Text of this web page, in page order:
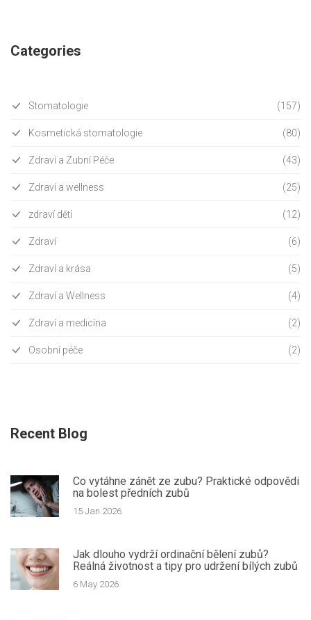
Categories
Stomatologie (157)
Kosmetická stomatologie (80)
Zdraví a Zubní Péče (43)
Zdraví a wellness (25)
zdraví dětí (12)
Zdraví (6)
Zdraví a krása (5)
Zdraví a Wellness (4)
Zdraví a medicína (2)
Osobní péče (2)
Recent Blog
Co vytáhne zánět ze zubu? Praktické odpovědi
na bolest předních zubů
15 Jan 2026
Jak dlouho vydrží ordinační bělení zubů?
Reálná životnost a tipy pro udržení bílých zubů
6 May 2026